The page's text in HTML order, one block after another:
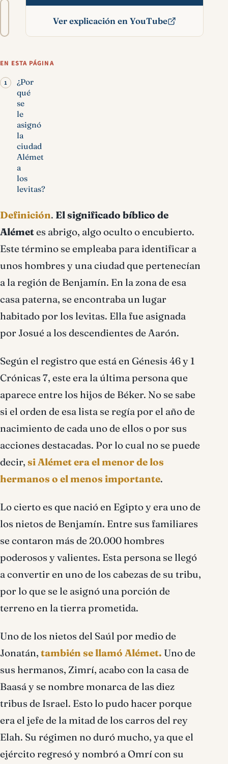
Tamaño
A− A+
Ver explicación en YouTube
EN ESTA PÁGINA
¿Por
qué
se
le
asignó
la
ciudad
Alémet
a
los
levitas?
Definición. El significado bíblico de
Alémetes abrigo, algo oculto o encubierto.
Este término se empleaba para identificar a
unos hombres y una ciudad que pertenecían
a la región de Benjamín. En la zona de esa
casa paterna, se encontraba un lugar
habitado por los levitas. Ella fue asignada
por Josué a los descendientes de Aarón.
Según el registro que está en Génesis 46 y 1
Crónicas 7, este era la última persona que
aparece entre los hijos de Béker. No se sabe
si el orden de esa lista se regía por el año de
nacimiento de cada uno de ellos o por sus
acciones destacadas. Por lo cual no se puede
decir, si Alémet era el menor de los
hermanos o el menos importante.
Lo cierto es que nació en Egipto y era uno de
los nietos de Benjamín. Entre sus familiares
se contaron más de 20.000 hombres
poderosos y valientes. Esta persona se llegó
a convertir en uno de los cabezas de su tribu,
por lo que se le asignó una porción de
terreno en la tierra prometida.
Uno de los nietos del Saúl por medio de
Jonatán, también se llamó Alémet. Uno de
sus hermanos, Zimrí, acabo con la casa de
Baasá y se nombre monarca de las diez
tribus de Israel. Esto lo pudo hacer porque
era el jefe de la mitad de los carros del rey
Elah. Su régimen no duró mucho, ya que el
ejército regresó y nombró a Omrí con su